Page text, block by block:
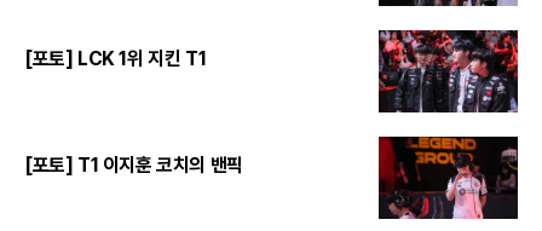
[포토] LCK 1위 지킨 T1
[포토] T1 이지훈 코치의 밴픽